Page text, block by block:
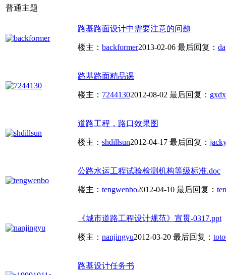
普通主题
路基路面设计中需要注意的问题
楼主： backformer2013-02-06 最后回复：
路基路面精品课
楼主： 72441302012-08-02 最后回复：
道路工程，路口效果图
楼主： shdillsun2012-04-17 最后回复：
公路水运工程试验检测机构等级标准.doc
楼主： tengwenbo2012-04-10 最后回复：
《城市道路工程设计规范》宣贯-0317.ppt
楼主： nanjingyu2012-03-20 最后回复： toto
路基设计任务书